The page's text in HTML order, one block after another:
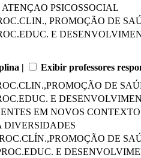
PSICOSSOCIAL
PROMOÇÃO DE
E
| Exibir professores
DE
E
EM NOVOS
DIVERSIDADES
DE
E